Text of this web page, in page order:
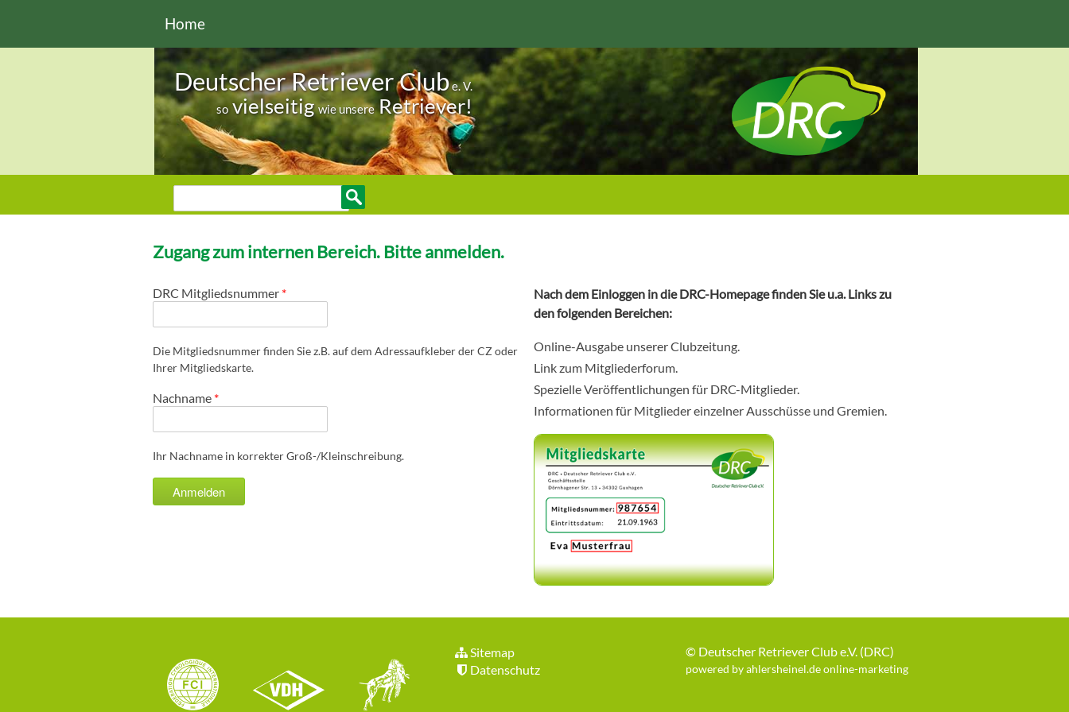
Home
Deutscher Retriever Clube. V.
sovielseitigwie unsereRetriever!
Sie sind hier
Zugang zum internen Bereich. Bitte anmelden.
DRC Mitgliedsnummer *
Die Mitgliedsnummer finden Sie z.B. auf dem Adressaufkleber der CZ oder
Ihrer Mitgliedskarte.
Nachname *
Ihr Nachname in korrekter Groß-/Kleinschreibung.
Nach dem Einloggen in die DRC-Homepage finden Sie u.a. Links zu
den folgenden Bereichen:
Online-Ausgabe unserer Clubzeitung.
Link zum Mitgliederforum.
Spezielle Veröffentlichungen für DRC-Mitglieder.
Informationen für Mitglieder einzelner Ausschüsse und Gremien.
Sitemap
Datenschutz
© Deutscher Retriever Club e.V. (DRC)
powered by ahlersheinel.de online-marketing